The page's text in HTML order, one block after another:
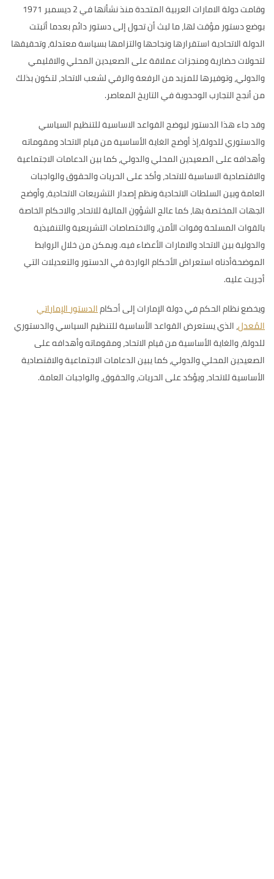
وقامت دولة الامارات العربية المتحدة منذ نشأتها في 2 ديسمبر 1971
بوضع دستور مؤقت لها، ما لبث أن تحول إلى دستور دائم بعدما أثبتت
الدولة الاتحادية استقرارها ونجاحها والتزامها بسياسة معتدلة، وتحقيقها
لتحولات حضارية ومنجزات عملاقة على الصعيدين المحلي والاقليمي
والدولي، وتوفيرها للمزيد من الرفعة والرقي لشعب الاتحاد، لتكون بذلك
من أنجح التجارب الوحدوية في التاريخ المعاصر.
وقد جاء هذا الدستور ليوضح القواعد الاساسية للتنظيم السياسي
والدستوري للدولة،إذ أوضح الغاية الأساسية من قيام الاتحاد ومقوماته
وأهدافه على الصعيدين المحلي والدولي، كما بين الدعامات الاجتماعية
والاقتصادية الاساسية للاتحاد، وأكد على الحريات والحقوق والواجبات
العامة وبين السلطات الاتحادية ونظم إصدار التشريعات الاتحادية، وأوضح
الجهات المختصة بها، كما عالج الشؤون المالية للاتحاد، والاحكام الخاصة
بالقوات المسلحة وقوات الأمن، والاختصاصات التشريعية والتنفيذية
والدولية بين الاتحاد والامارات الأعضاء فيه. ويمكن من خلال الروابط
الموضحةأدناه استعراض الأحكام الواردة في الدستور والتعديلات التي
أجريت عليه.
ويخضع نظام الحكم في دولة الإمارات إلى أحكامالدستور الإماراتي
المُعدل، الذي يستعرض القواعد الأساسية للتنظيم السياسي والدستوري
للدولة، والغاية الأساسية من قيام الاتحاد، ومقوماته وأهدافه على
الصعيدين المحلي والدولي، كما يبين الدعامات الاجتماعية والاقتصادية
الأساسية للاتحاد، ويؤكد على الحريات، والحقوق، والواجبات العامة.